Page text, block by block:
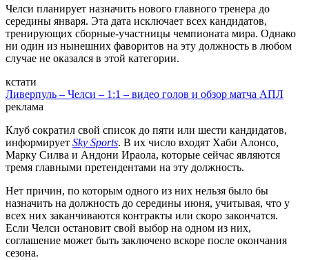
Челси планирует назначить нового главного тренера до
середины января. Эта дата исключает всех кандидатов,
тренирующих сборные-участницы чемпионата мира. Однако
ни один из нынешних фаворитов на эту должность в любом
случае не оказался в этой категории.
кстати
Ливерпуль – Челси – 1:1 – видео голов и обзор матча АПЛ
реклама
Клуб сократил свой список до пяти или шести кандидатов,
информирует Sky Sports. В их число входят Хаби Алонсо,
Марку Силва и Андони Ираола, которые сейчас являются
тремя главными претендентами на эту должность.
Нет причин, по которым одного из них нельзя было бы
назначить на должность до середины июня, учитывая, что у
всех них заканчиваются контракты или скоро закончатся.
Если Челси остановит свой выбор на одном из них,
соглашение может быть заключено вскоре после окончания
сезона.